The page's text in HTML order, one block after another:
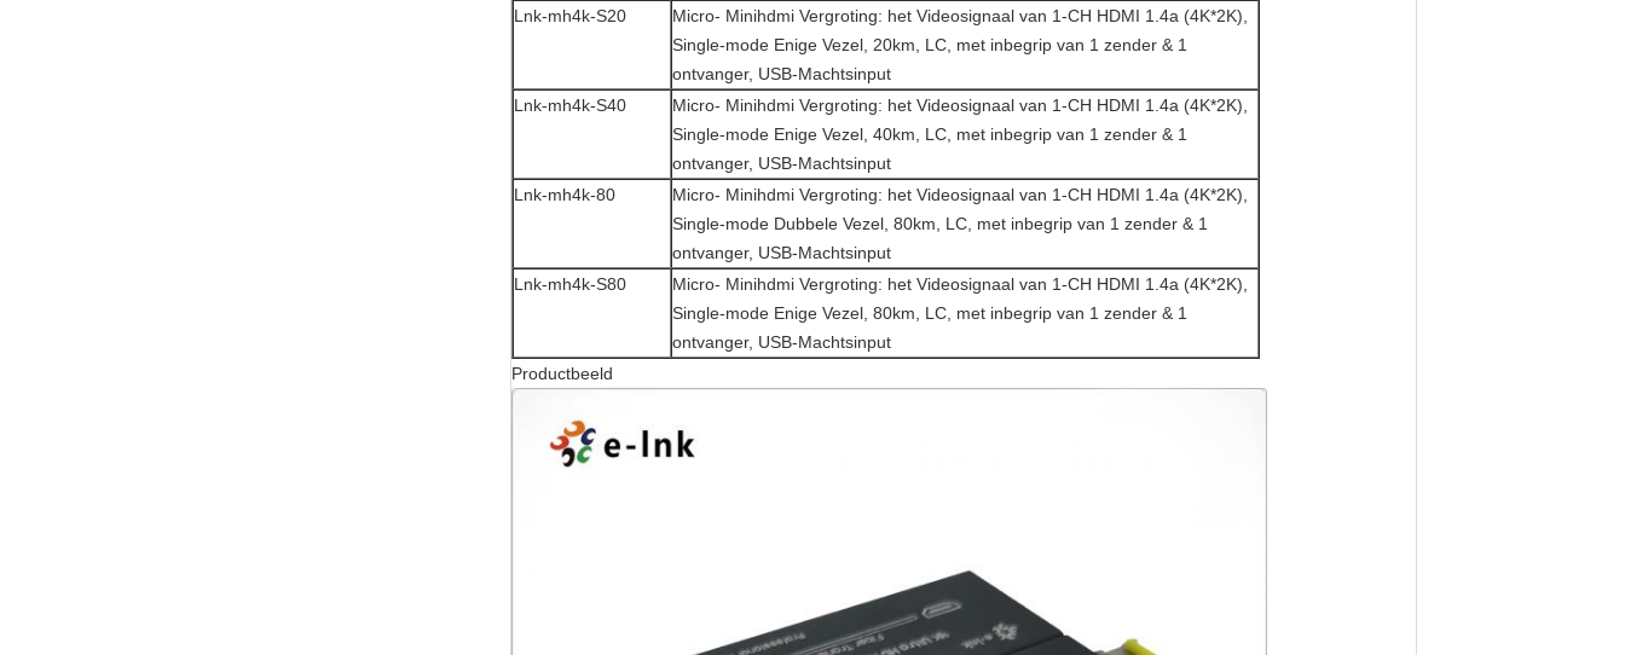
Lnk-mh4k-S20
Micro- Minihdmi Vergroting: het Videosignaal van 1-CH HDMI 1.4a (4K*2K),
Single-mode Enige Vezel, 20km, LC, met inbegrip van 1 zender & 1
ontvanger, USB-Machtsinput
Lnk-mh4k-S40
Micro- Minihdmi Vergroting: het Videosignaal van 1-CH HDMI 1.4a (4K*2K),
Single-mode Enige Vezel, 40km, LC, met inbegrip van 1 zender & 1
ontvanger, USB-Machtsinput
Lnk-mh4k-80
Micro- Minihdmi Vergroting: het Videosignaal van 1-CH HDMI 1.4a (4K*2K),
Single-mode Dubbele Vezel, 80km, LC, met inbegrip van 1 zender & 1
ontvanger, USB-Machtsinput
Lnk-mh4k-S80
Micro- Minihdmi Vergroting: het Videosignaal van 1-CH HDMI 1.4a (4K*2K),
Single-mode Enige Vezel, 80km, LC, met inbegrip van 1 zender & 1
ontvanger, USB-Machtsinput
Productbeeld